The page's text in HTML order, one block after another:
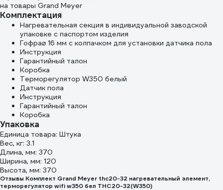
на товары Grand Meyer
Комплектация
Нагревательная секция в индивидуальной заводской
упаковке с паспортом изделия
Гофра⌀ 16 мм с колпачком для установки датчика пола
Инструкция
Гарантийный талон
Коробка
Терморегулятор W350 белый
Датчик пола
Инструкция
Гарантийный талон
Коробка
Упаковка
Единица товара: Штука
Вес, кг: 3.1
Длина, мм: 370
Ширина, мм: 120
Высота, мм: 370
Отзывы Комплект Grand Meyer thc20-32 нагревательный элемент,
терморегулятор wifi w350 бел THC20-32(W350)